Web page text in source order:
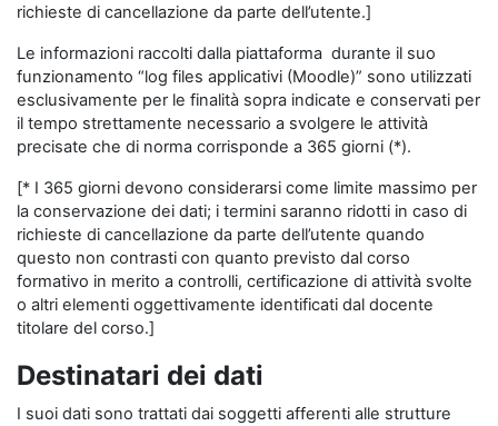
richieste di cancellazione da parte dell’utente.]
Le informazioni raccolti dalla piattaforma durante il suo
funzionamento “log files applicativi (Moodle)” sono utilizzati
esclusivamente per le finalità sopra indicate e conservati per
il tempo strettamente necessario a svolgere le attività
precisate che di norma corrisponde a 365 giorni (*).
[* I 365 giorni devono considerarsi come limite massimo per
la conservazione dei dati; i termini saranno ridotti in caso di
richieste di cancellazione da parte dell’utente quando
questo non contrasti con quanto previsto dal corso
formativo in merito a controlli, certificazione di attività svolte
o altri elementi oggettivamente identificati dal docente
titolare del corso.]
Destinatari dei dati
I suoi dati sono trattati dai soggetti afferenti alle strutture